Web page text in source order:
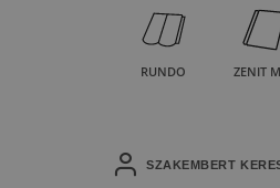
RUNDO ZENIT
SZAKEMBERT